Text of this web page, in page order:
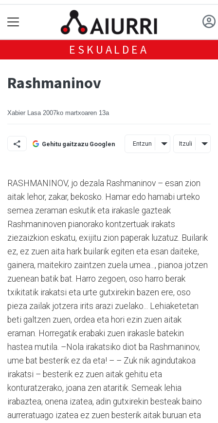
ESKUALDEA
Rashmaninov
Xabier Lasa 2007ko martxoaren 13a
Gehitu gaitzazu Googlen Entzun Itzuli
RASHMANINOV, jo dezala Rashmaninov – esan zion
aitak lehor, zakar, bekosko. Hamar edo hamabi urteko
semea zeraman eskutik eta irakasle gazteak
Rashmaninoven pianorako kontzertuak irakats
ziezaizkion eskatu, exijitu zion paperak luzatuz. Builarik
ez, ez zuen aita hark builarik egiten eta esan daiteke,
gainera, maitekiro zaintzen zuela umea..., pianoa jotzen
zuenean batik bat. Harro zegoen, oso harro berak
txikitatik irakatsi eta urte gutxirekin bazen ere, oso
pieza zailak jotzera irits arazi zuelako... Lehiaketetan
beti galtzen zuen, ordea eta hori ezin zuen aitak
eraman. Horregatik erabaki zuen irakasle batekin
hastea mutila. –Nola irakatsiko diot ba Rashmaninov,
ume bat besterik ez da eta! – – Zuk nik agindutakoa
irakatsi – besterik ez zuen aitak gehitu eta
konturatzerako, joana zen ataritik. Semeak lehia
irabaztea, onena izatea, adin gutxirekin besteak baino
aurreratuago izatea ez zuen besterik aitak buruan eta